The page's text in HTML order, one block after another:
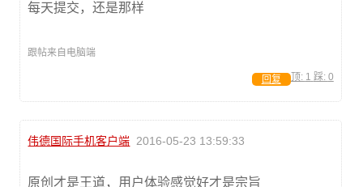
每天提交，还是那样
跟帖来自电脑端
顶: 1 踩: 0
回复
伟德国际手机客户端 2016-05-23 13:59:33
原创才是王道，用户体验感觉好才是宗旨